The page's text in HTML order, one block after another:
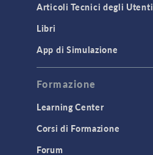
Articoli Tecnici degli Utenti
Libri
App di Simulazione
Formazione
Learning Center
Corsi di Formazione
Forum